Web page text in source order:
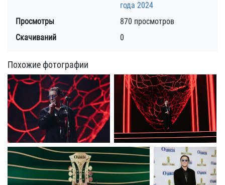
года 2024
Просмотры
870 просмотров
Скачиваний
0
Похожие фотографии